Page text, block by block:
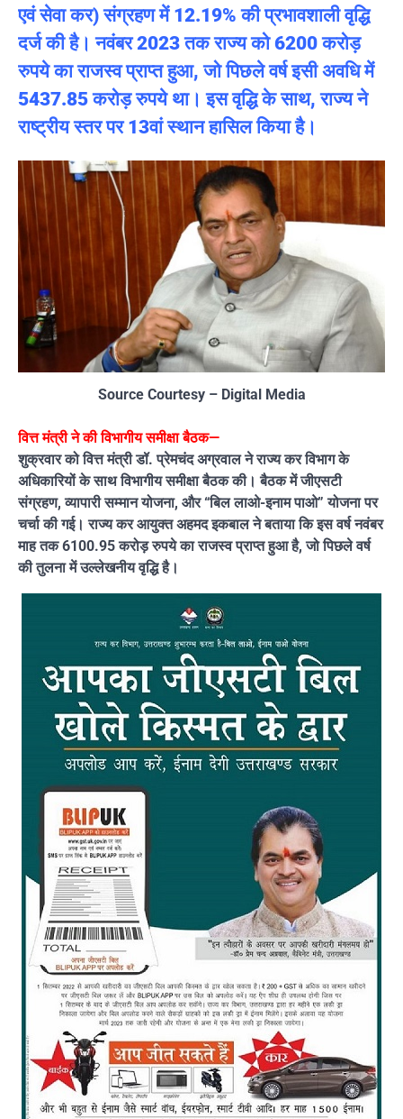
एवं सेवा कर) संग्रहण में 12.19% की प्रभावशाली वृद्धि
दर्ज की है। नवंबर 2023 तक राज्य को 6200 करोड़
रुपये का राजस्व प्राप्त हुआ, जो पिछले वर्ष इसी अवधि में
5437.85 करोड़ रुपये था। इस वृद्धि के साथ, राज्य ने
राष्ट्रीय स्तर पर 13वां स्थान हासिल किया है।
Source Courtesy – Digital Media
वित्त मंत्री ने की विभागीय समीक्षा बैठक—
शुक्रवार को वित्त मंत्री डॉ. प्रेमचंद अग्रवाल ने राज्य कर विभाग के
अधिकारियों के साथ विभागीय समीक्षा बैठक की। बैठक में जीएसटी
संग्रहण, व्यापारी सम्मान योजना, और “बिल लाओ-इनाम पाओ” योजना पर
चर्चा की गई। राज्य कर आयुक्त अहमद इकबाल ने बताया कि इस वर्ष नवंबर
माह तक 6100.95 करोड़ रुपये का राजस्व प्राप्त हुआ है, जो पिछले वर्ष
की तुलना में उल्लेखनीय वृद्धि है।